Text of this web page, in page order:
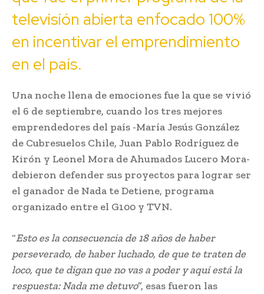
televisión abierta enfocado 100%
en incentivar el emprendimiento
en el país.
Una noche llena de emociones fue la que se vivió
el 6 de septiembre, cuando los tres mejores
emprendedores del país -María Jesús González
de Cubresuelos Chile, Juan Pablo Rodríguez de
Kirón y Leonel Mora de Ahumados Lucero Mora-
debieron defender sus proyectos para lograr ser
el ganador de Nada te Detiene, programa
organizado entre el G100 y TVN.
“Esto es la consecuencia de 18 años de haber
perseverado, de haber luchado, de que te traten de
loco, que te digan que no vas a poder y aquí está la
respuesta: Nada me detuvo”, esas fueron las